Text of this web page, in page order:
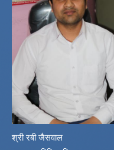
श्री रबी जैसवाल